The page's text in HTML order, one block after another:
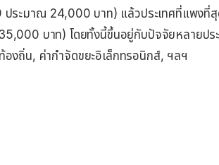
ประมาณ 24,000 บาท) แล้วประเทศที่แพงที่สุ
บาท) โดยทั้งนี้ขึ้นอยู่กับปัจจัยหลายประ
งถิ่น, ค่ากำจัดขยะอิเล็กทรอนิกส์, ฯลฯ